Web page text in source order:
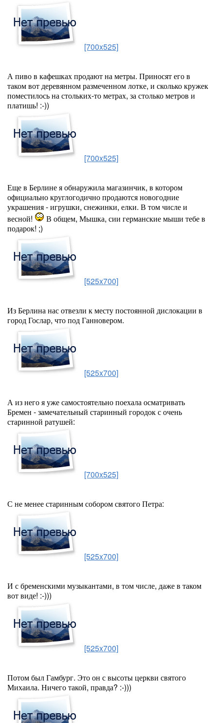
[700x525]
А пиво в кафешках продают на метры. Приносят его в
таком вот деревянном размеченном лотке, и сколько кружек
поместилось на стольких-то метрах, за столько метров и
платишь! :-))
[700x525]
Еще в Берлине я обнаружила магазинчик, в котором
официально круглогодично продаются новогодние
украшения - игрушки, снежинки, елки. В том числе и
весной!
В общем, Мышка, сии германские мыши тебе в
подарок! ;)
[525x700]
Из Берлина нас отвезли к месту постоянной дислокации в
город Гослар, что под Ганновером.
[525x700]
А из него я уже самостоятельно поехала осматривать
Бремен - замечательный старинный городок с очень
старинной ратушей:
[700x525]
С не менее старинным собором святого Петра:
[525x700]
И с бременскими музыкантами, в том числе, даже в таком
вот виде! :-)))
[525x700]
Потом был Гамбург. Это он с высоты церкви святого
Михаила. Ничего такой, правда? :-)))